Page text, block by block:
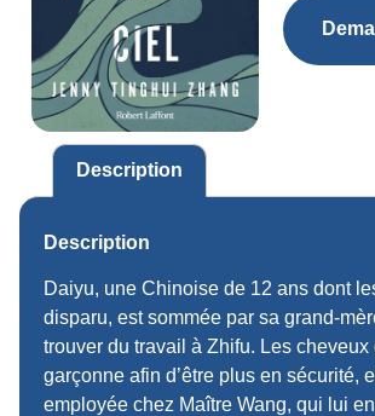
Description
Description
Daiyu, une Chinoise de 12 ans dont
disparu, est sommée par sa grand-
trouver du travail à Zhifu. Les cheveux
garçonne afin d’être plus en sécurité,
employée chez Maître Wang, qui lui